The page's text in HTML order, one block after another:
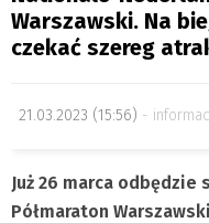
Warszawski. Na
czekać szereg
21.03.2023 (15:56)
Już 26 marca
Półmaraton